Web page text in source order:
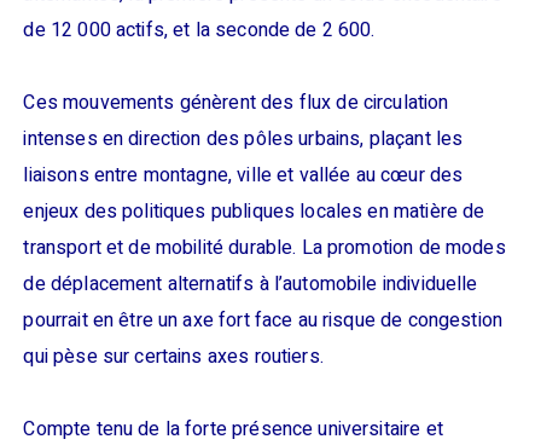
de 12 000 actifs, et la seconde de 2 600.
Ces mouvements génèrent des flux de circulation
intenses en direction des pôles urbains, plaçant les
liaisons entre montagne, ville et vallée au cœur des
enjeux des politiques publiques locales en matière de
transport et de mobilité durable. La promotion de modes
de déplacement alternatifs à l’automobile individuelle
pourrait en être un axe fort face au risque de congestion
qui pèse sur certains axes routiers.
Compte tenu de la forte présence universitaire et